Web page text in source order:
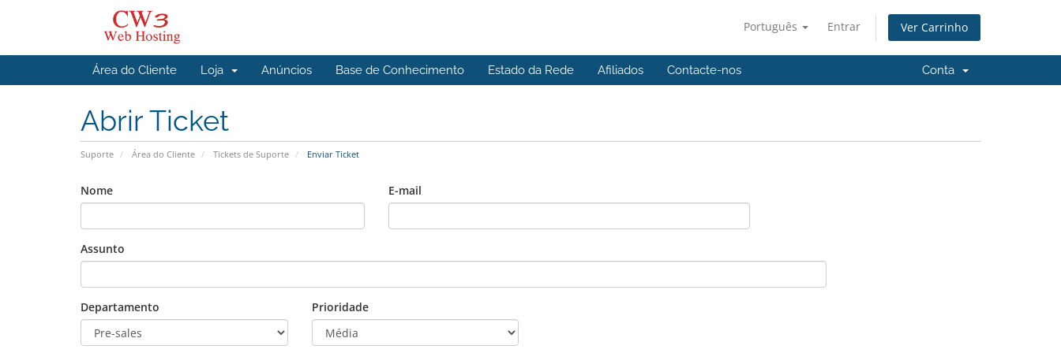
Português Entrar Ver Carrinho
Área do Cliente Loja Anúncios Base de Conhecimento Estado da Rede Afiliados Contacte-nos Conta
Abrir Ticket
Suporte Área do Cliente Tickets de Suporte Enviar Ticket
Nome E-mail
Assunto
Departamento Prioridade